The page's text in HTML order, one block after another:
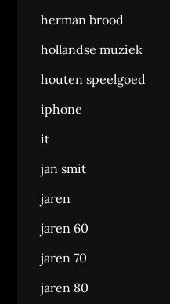
herman brood
hollandse muziek
houten speelgoed
iphone
it
jan smit
jaren
jaren 60
jaren 70
jaren 80